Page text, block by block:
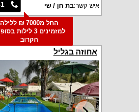
איש קשר:בת חן / שי
החל מ7000 ₪ ללילה
למזמינים 3 לילות
הקרוב
אחוזה בגליל